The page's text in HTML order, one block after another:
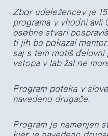
Zbor udeležencev je
programa v vhodni avli
osebne stvari
ti jih bo pokazal
saj s tem motiš delovni
vstopa v lab žal ne
Program poteka v
navedeno drugače.
Program je namenjen